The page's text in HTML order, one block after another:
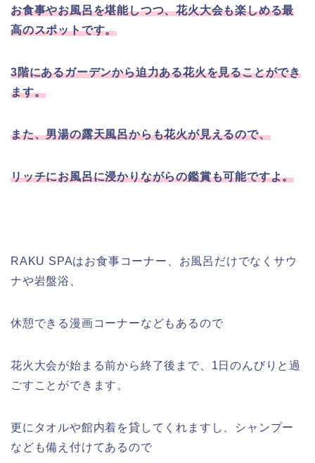
お食事やお風呂を堪能しつつ、花火大会も楽しめる最
高のスポットです。
3階にあるガーデンから迫力ある花火を見ることができ
ます。
また、男湯の露天風呂からも花火が見えるので、
リッチにお風呂に浸かりながらの鑑賞も可能ですよ。
RAKU SPAはお食事コーナー、お風呂だけでなくサウ
ナや岩盤浴、
休憩できる漫画コーナーなどもあるので
花火大会が始まる前から終了後まで、1日のんびりと過
ごすことができます。
更にタオルや館内着を貸してくれますし、シャンプー
なども備え付けてあるので